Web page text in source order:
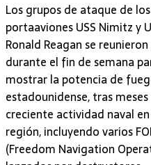
Los grupos de ataque de los
portaaviones USS Nimitz y
Ronald Reagan se reunieron
durante el fin de semana
mostrar la potencia de
estadounidense, tras
creciente actividad naval
región, incluyendo varios
(Freedom Navigation